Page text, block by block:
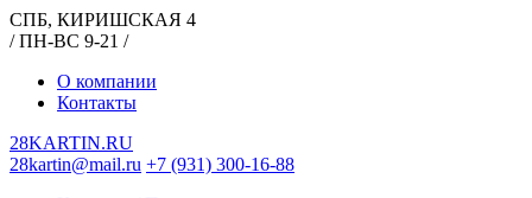
СПБ, КИРИШСКАЯ 4
/ ПН-ВС 9-21 /
О компании
Контакты
28KARTIN.RU
28kartin@mail.ru +7 (931) 300-16-88